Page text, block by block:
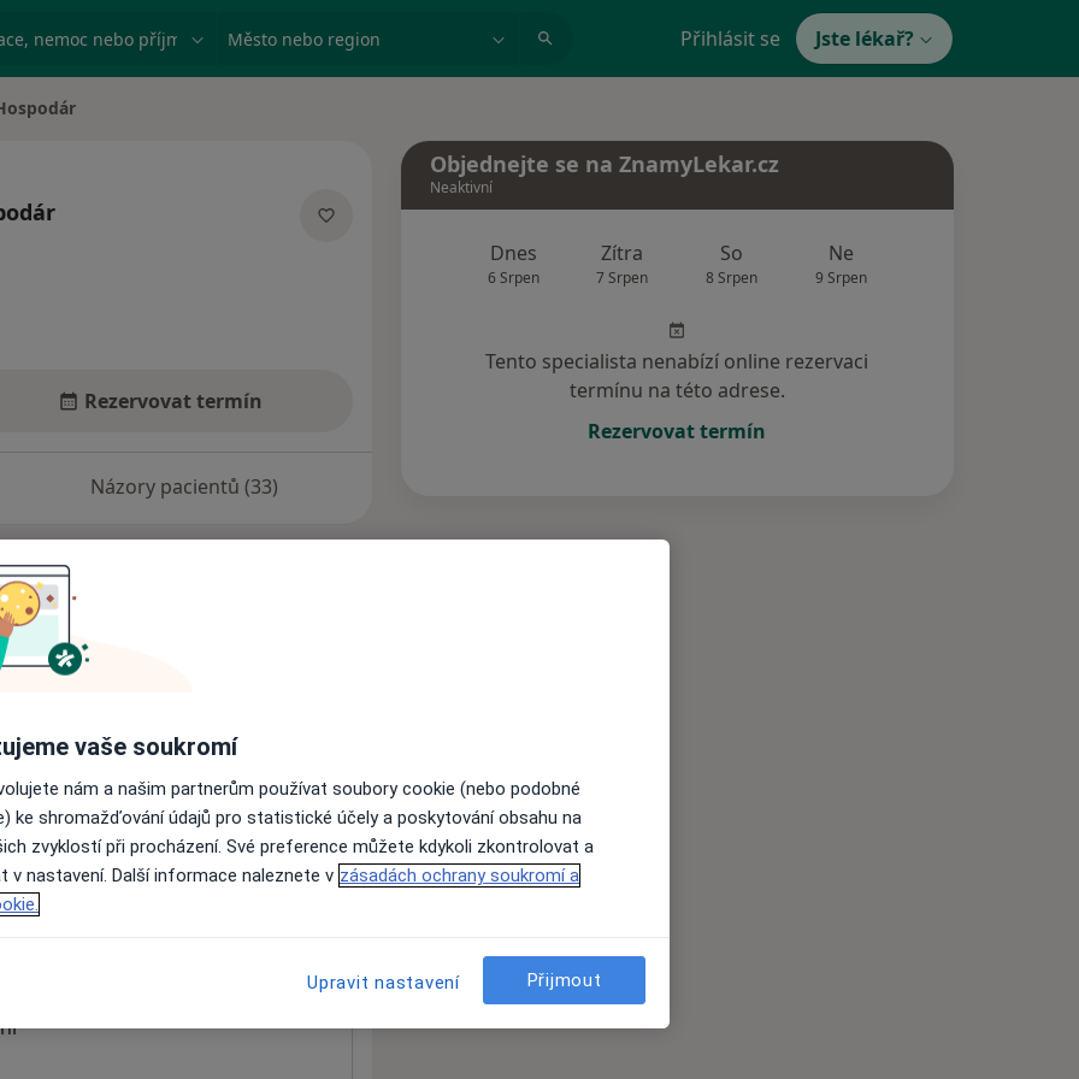
nemoc nebo příjmení Město nebo region Přihlásit se Jste lékař?
Rezervovat termín
Názory pacientů (33)
nejsou k dispozici
informace o svých službách.
Objednejte se na ZnamyLekar.cz
Neaktivní
Dnes
6 Srpen
Zítra
7 Srpen
So
8 Srpen
Ne
9 Srpen
Tento specialista nenabízí online rezervaci
termínu na této adrese.
Rezervovat termín
vaše soukromí
nám a našim partnerům používat soubory cookie (nebo podobné
ke shromažďování údajů pro statistické účely a poskytování obsahu na
zvyklostí při procházení. Své preference můžete kdykoli zkontrolovat a
v nastavení. Další informace naleznete v zásadách ochrany soukromí a
Upravit nastavení Přijmout